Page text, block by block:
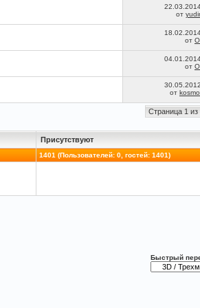
от
от
от
30.05.2012
от
Страница 1 из
Присутствуют
1401 (Пользователей: 0, гостей: 1401)
Быстрый